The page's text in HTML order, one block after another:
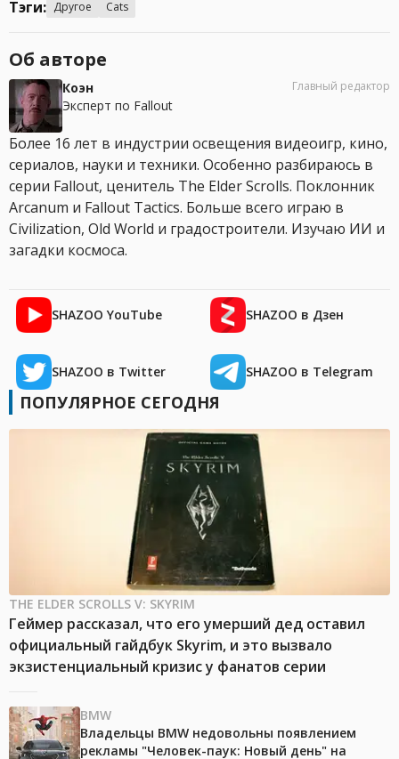
Тэги: Другое Cats
Об авторе
Коэн
Эксперт по Fallout
Главный редактор
Более 16 лет в индустрии освещения видеоигр, кино,
сериалов, науки и техники. Особенно разбираюсь в
серии Fallout, ценитель The Elder Scrolls. Поклонник
Arcanum и Fallout Tactics. Больше всего играю в
Civilization, Old World и градостроители. Изучаю ИИ и
загадки космоса.
SHAZOO YouTube SHAZOO в Дзен
SHAZOO в Twitter SHAZOO в Telegram
ПОПУЛЯРНОЕ СЕГОДНЯ
THE ELDER SCROLLS V: SKYRIM
Геймер рассказал, что его умерший дед оставил
официальный гайдбук Skyrim, и это вызвало
экзистенциальный кризис у фанатов серии
BMW
Владельцы BMW недовольны появлением
рекламы "Человек-паук: Новый день" на